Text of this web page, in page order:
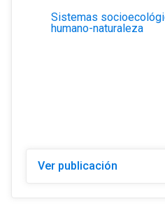
Sistemas
humano-naturaleza
Ver publicación